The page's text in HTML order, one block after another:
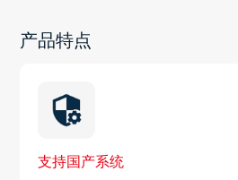
产品特点
支持国产系统